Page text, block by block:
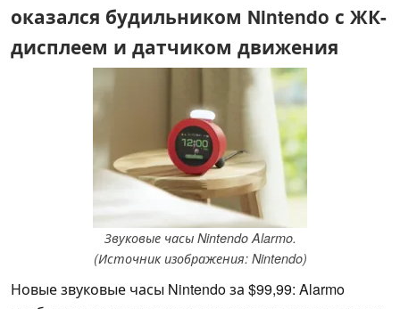
оказался будильником Nintendo с ЖК-
дисплеем и датчиком движения
Звуковые часы Nintendo Alarmo.
(Источник изображения: Nintendo)
Новые звуковые часы Nintendo за $99,99: Alarmo